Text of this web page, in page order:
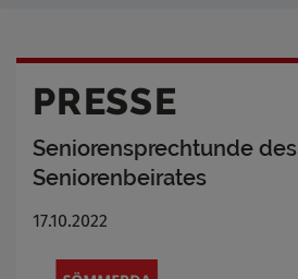
PRESSE
Seniorensprechtunde des
Seniorenbeirates
17.10.2022